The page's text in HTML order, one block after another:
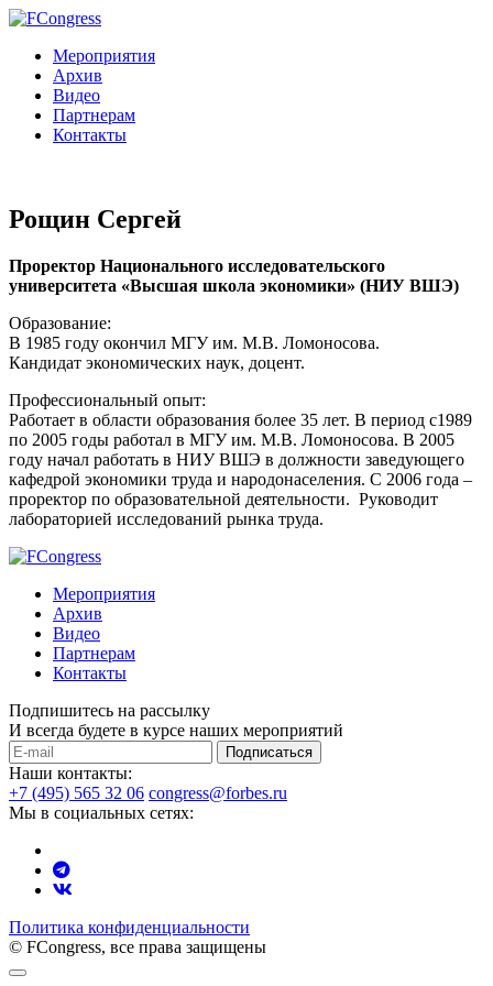
Мероприятия
Архив
Видео
Партнерам
Контакты
Рощин Сергей
Проректор Национального исследовательского
университета «Высшая школа экономики» (НИУ ВШЭ)
Образование:
В 1985 году окончил МГУ им. М.В. Ломоносова.
Кандидат экономических наук, доцент.
Профессиональный опыт:
Работает в области образования более 35 лет. В период с1989
по 2005 годы работал в МГУ им. М.В. Ломоносова. В 2005
году начал работать в НИУ ВШЭ в должности заведующего
кафедрой экономики труда и народонаселения. С 2006 года –
проректор по образовательной деятельности. Руководит
лабораторией исследований рынка труда.
Мероприятия
Архив
Видео
Партнерам
Контакты
Подпишитесь на рассылку
И всегда будете в курсе наших мероприятий
Подписаться
Наши контакты:
+7 (495) 565 32 06 congress@forbes.ru
Мы в социальных сетях:
Политика конфиденциальности
© FCongress, все права защищены